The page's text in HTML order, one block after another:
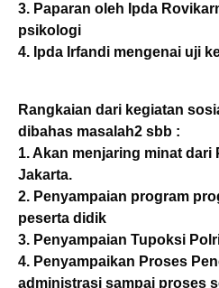
3. Paparan oleh Ipda
psikologi
4. Ipda Irfandi mengenai uji
Rangkaian dari kegiatan
dibahas masalah2 sbb :
1. Akan menjaring minat dari
Jakarta.
2. Penyampaian program
peserta didik
3. Penyampaian Tupoksi
4. Penyampaikan Proses
administrasi sampai proses